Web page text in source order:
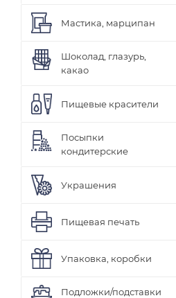
Мастика, марципан
Шоколад, глазурь,
какао
Пищевые красители
Посыпки
кондитерские
Украшения
Пищевая печать
Упаковка, коробки
Подложки/подставки